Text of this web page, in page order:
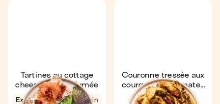
Tartines au cottage
cheese & truite fumée
Express 4,2
3 min
Couronne tressée aux
courgettes & tomates
séchées
4,8 1 h 4